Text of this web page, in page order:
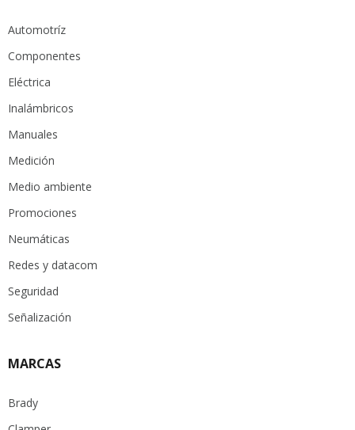
Automotríz
Componentes
Eléctrica
Inalámbricos
Manuales
Medición
Medio ambiente
Promociones
Neumáticas
Redes y datacom
Seguridad
Señalización
MARCAS
Brady